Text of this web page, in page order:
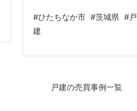
#ひたちなか市 #茨城県 #戸
建
戸建の売買事例一覧